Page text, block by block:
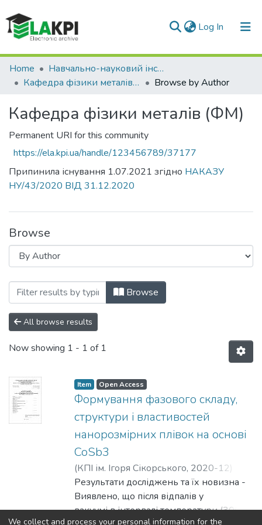
Log In (current)
Communities & Collections
All of DSpace
Home
Навчально-науковий інститут матеріалознавства та зварювання ім. Є.О. Патона (НН ІМЗ ім. Є.О. Патона)
Кафедра фізики металів (ФМ)
Browse by Author
Кафедра фізики металів (ФМ)
Permanent URI for this community
https://ela.kpi.ua/handle/123456789/37177
Припинила існування 1.07.2021 згідно НАКАЗУ
НУ/43/2020 ВІД 31.12.2020
Browse
Browsing Кафедра фізики металів
Browse
All browse results
Now showing 1 - 1 of 1
Item Open Access
Формування фазового складу,
структури і властивостей
нанорозмірних плівок на основі
CoSb3
(КПІ ім. Ігоря Сікорського, 2020-12)
Левчук, Леонід Сергійович;Макогон,
Юрій Миколайович
Результати досліджень та їх новизна -
Виявлено, що після відпалів у
вакуумі в інтервалі температури (300–
We collect and process your personal information for the